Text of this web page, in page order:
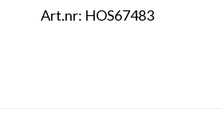
Art.nr: HOS67483